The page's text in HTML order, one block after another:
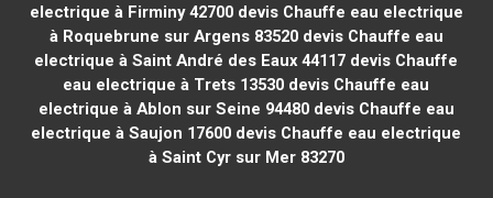
electrique à Firminy 42700devis Chauffe eau electrique
à Roquebrune sur Argens 83520devis Chauffe eau
electrique à Saint André des Eaux 44117 devis Chauffe
eau electrique à Trets 13530 devis Chauffe eau
electrique à Ablon sur Seine 94480devis Chauffe eau
electrique à Saujon 17600 devis Chauffe eau electrique
à Saint Cyr sur Mer 83270